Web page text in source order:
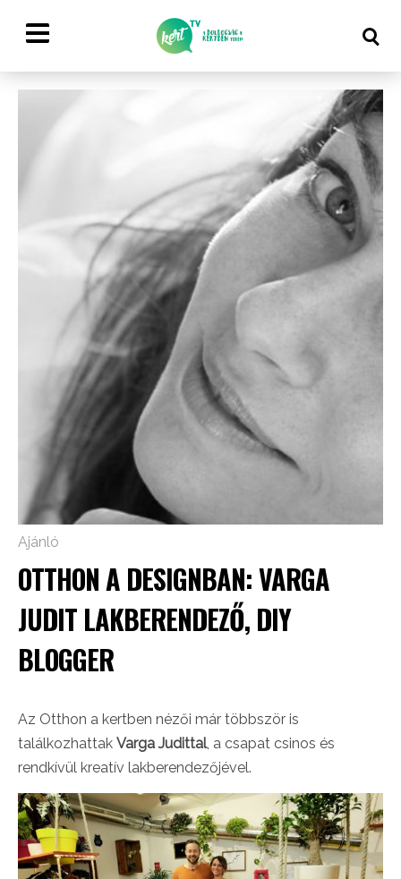
Ajánló
OTTHON A DESIGNBAN: VARGA
JUDIT LAKBERENDEZŐ, DIY
BLOGGER
Az Otthon a kertben nézői már többször is
találkozhattak Varga Judittal, a csapat csinos és
rendkívül kreatív lakberendezőjével.